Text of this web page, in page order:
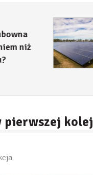
niż
pierwszej